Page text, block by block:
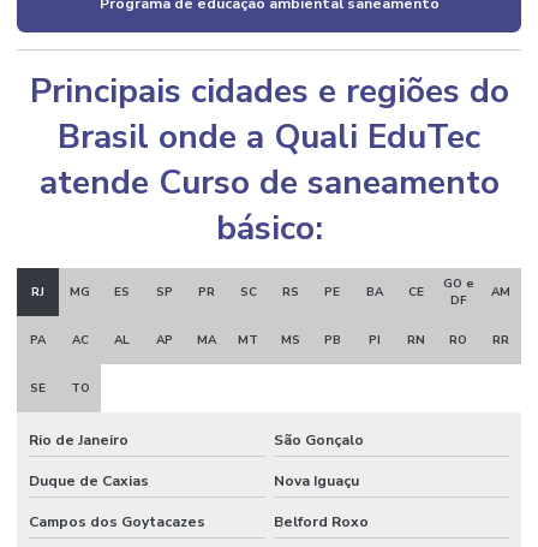
Principais cidades e regiões do
Brasil onde a Quali EduTec
atende Curso de saneamento
básico:
RJ MG ES SP PR SC RS PE BA CE
GO e
DF
AM
PA AC AL AP MA MT MS PB PI RN RO RR
SE TO
Rio de Janeiro São Gonçalo
Duque de Caxias Nova Iguaçu
Campos dos Goytacazes Belford Roxo